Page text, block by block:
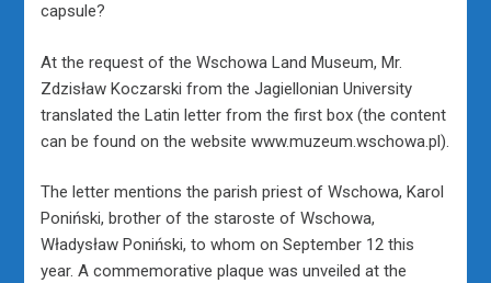
capsule?
At the request of the Wschowa Land Museum, Mr.
Zdzisław Koczarski from the Jagiellonian University
translated the Latin letter from the first box (the content
can be found on the website www.muzeum.wschowa.pl).
The letter mentions the parish priest of Wschowa, Karol
Poniński, brother of the staroste of Wschowa,
Władysław Poniński, to whom on September 12 this
year. A commemorative plaque was unveiled at the